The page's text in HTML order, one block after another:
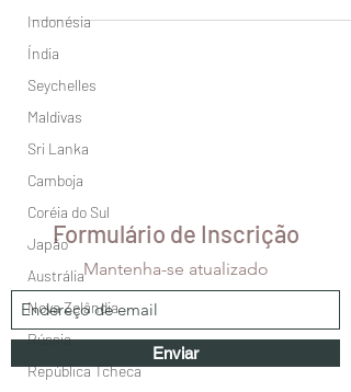
Formulário de Inscrição
Mantenha-se atualizado
Enviar
Indonésia
Índia
Seychelles
Maldivas
Sri Lanka
Camboja
Coréia do Sul
Japão
Austrália
Nova Zelândia
Rússia
República Tcheca